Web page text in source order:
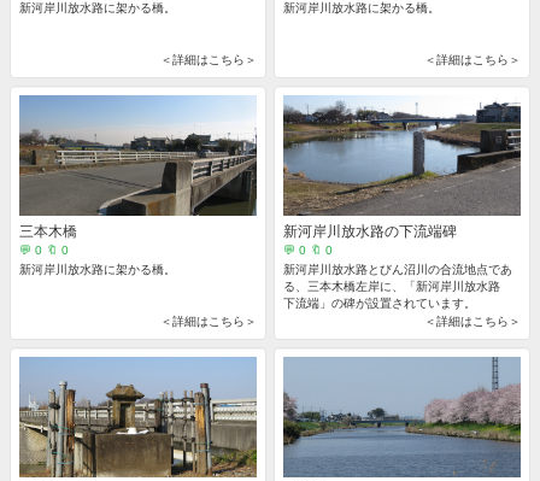
新河岸川放水路に架かる橋。
＜詳細はこちら＞
新河岸川放水路に架かる橋。
＜詳細はこちら＞
三本木橋
💬 0 🔖 0
新河岸川放水路に架かる橋。
＜詳細はこちら＞
新河岸川放水路の下流端碑
💬 0 🔖 0
新河岸川放水路とびん沼川の合流地点であ
る、三本木橋左岸に、「新河岸川放水路
下流端」の碑が設置されています。
＜詳細はこちら＞